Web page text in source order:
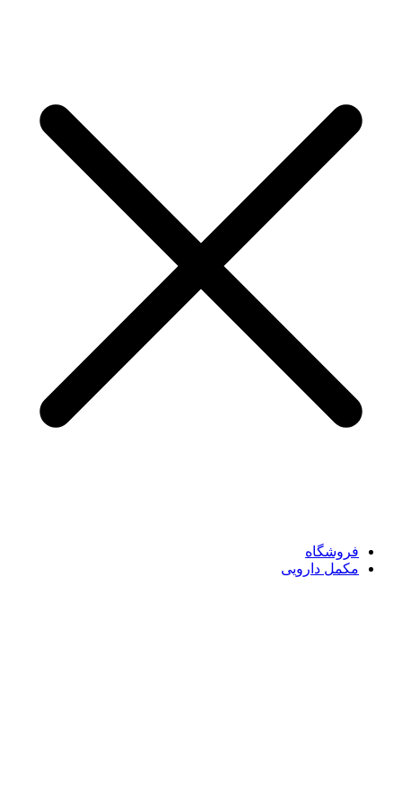
فروشگاه
مکمل دارویی